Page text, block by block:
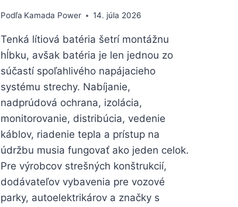
Podľa Kamada Power 14. júla 2026
Tenká lítiová batéria šetrí montážnu
hĺbku, avšak batéria je len jednou zo
súčastí spoľahlivého napájacieho
systému strechy. Nabíjanie,
nadprúdová ochrana, izolácia,
monitorovanie, distribúcia, vedenie
káblov, riadenie tepla a prístup na
údržbu musia fungovať ako jeden celok.
Pre výrobcov strešných konštrukcií,
dodávateľov vybavenia pre vozové
parky, autoelektrikárov a značky s